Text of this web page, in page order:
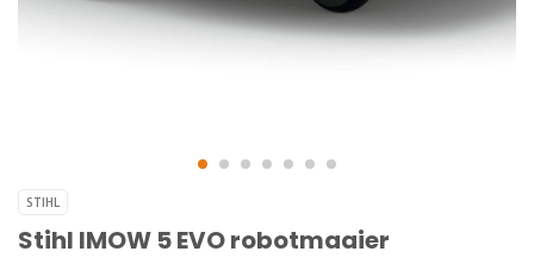
STIHL
Stihl IMOW 5 EVO robotmaaier